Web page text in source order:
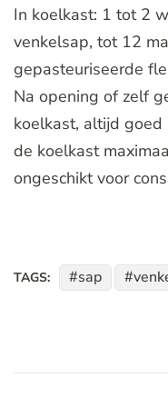
In koelkast: 1 tot 2
venkelsap, tot 12
gepasteuriseerde
Na opening of zelf
koelkast, altijd
de koelkast
ongeschikt voor
TAGS: sap